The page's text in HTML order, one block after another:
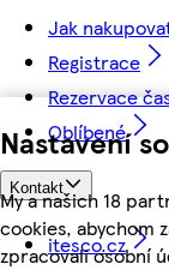
Nastavení
My a našich 18
cookies, abychom
zpracovali osobní
Jak
Registrace
Rezervace
Oblíbené
Kontakt
itesco.cz